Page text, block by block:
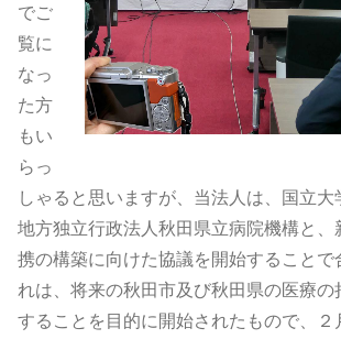
でご
覧に
なっ
た方
もい
らっ
しゃると思いますが、当法人は、国立大
地方独立行政法人秋田県立病院機構と、
携の構築に向けた協議を開始することで
れは、将来の秋田市及び秋田県の医療の
することを目的に開始されたもので、２